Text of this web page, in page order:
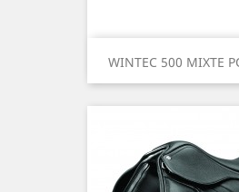
WINTEC 500 MIXTE